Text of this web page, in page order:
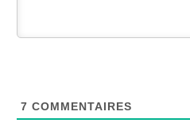
7 COMMENTAIRES